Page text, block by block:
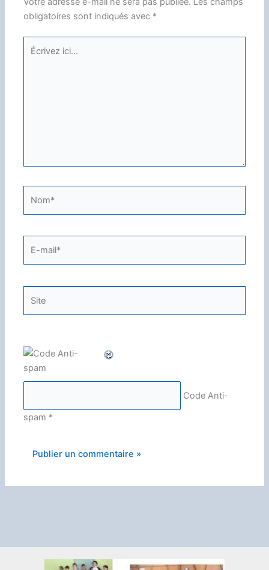
obligatoires sont indiqués avec *
Écrivez
ici…
Code Anti-
spam *